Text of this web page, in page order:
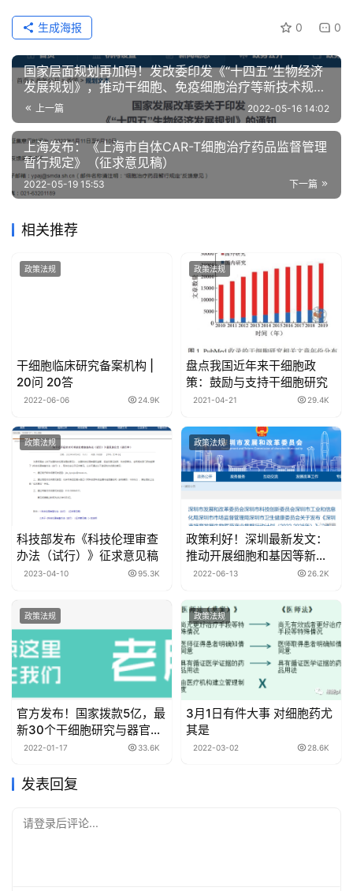
0 0
生成海报
国家层面规划再加码！发改委印发《“十四五”生物经济
发展规划》，推动干细胞、免疫细胞治疗等新技术规范
发展上一篇 2022-05-16 14:02
上海发布：《上海市自体CAR-T细胞治疗药品监督管理
暂行规定》（征求意见稿）
下一篇
2022-05-19 15:53
相关推荐
政策法规
干细胞临床研究备案机构 |
20问 20答
2022-06-06 24.9K
政策法规
盘点我国近年来干细胞政
策：鼓励与支持干细胞研究
2021-04-21 29.4K
政策法规
科技部发布《科技伦理审查
办法（试行）》征求意见稿
2023-04-10 95.3K
政策法规
政策利好！深圳最新发文：
推动开展细胞和基因等新技
术研究与转化政策先行先
2022-06-13 26.2K
政策法规
官方发布！国家拨款5亿，最
新30个干细胞研究与器官修
复项目公示！“十四五”国家
（附已立项项目汇总）
2022-01-17 33.6K
政策法规
3月1日有件大事 对细胞药尤
其是
2022-03-02 28.6K
发表回复
请登录后评论...